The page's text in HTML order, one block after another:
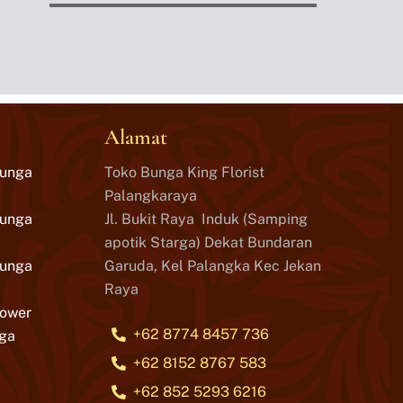
Alamat
Toko Bunga King Florist
Palangkaraya
Jl. Bukit Raya Induk (Samping
apotik Starga) Dekat Bundaran
Garuda, Kel Palangka Kec Jekan
Raya
+62 8774 8457 736
+62 8152 8767 583
+62 852 5293 6216